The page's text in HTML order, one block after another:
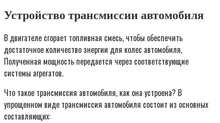
Устройство трансмиссии автомобиля
В двигателе сгорает топливная смесь, чтобы обеспечить
достаточное количество энергии для колес автомобиля,
Полученная мощность передается через соответствующие
системы агрегатов.
Что такое трансмиссия автомобиля, как она устроена? В
упрощенном виде трансмиссия автомобиля состоит из основных
составляющих: